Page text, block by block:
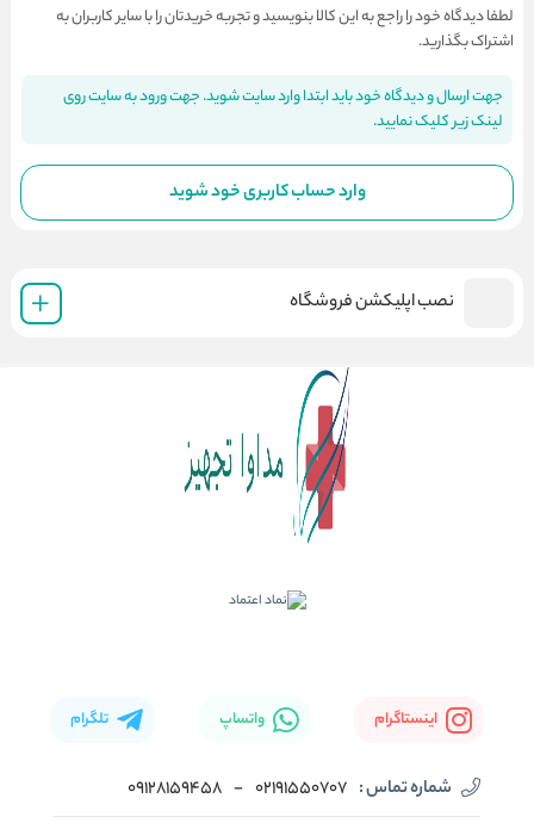
لطفا دیدگاه خود را راجع به این کالا بنویسید و تجربه خریدتان را با سایر کاربران به
اشتراک بگذارید.
جهت ارسال و دیدگاه خود باید ابتدا وارد سایت شوید. جهت ورود به سایت روی
لینک زیر کلیک نمایید.
وارد حساب کاربری خود شوید
نصب اپلیکشن فروشگاه
اینستاگرام واتساپ تلگرام
شماره تماس : 02191550707
-
09128159458